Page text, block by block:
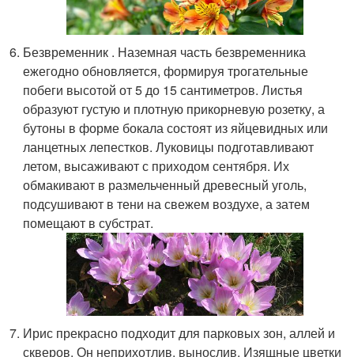
Безвременник . Наземная часть безвременника
ежегодно обновляется, формируя трогательные
побеги высотой от 5 до 15 сантиметров. Листья
образуют густую и плотную прикорневую розетку, а
бутоны в форме бокала состоят из яйцевидных или
ланцетных лепестков. Луковицы подготавливают
летом, высаживают с приходом сентября. Их
обмакивают в размельченный древесный уголь,
подсушивают в тени на свежем воздухе, а затем
помещают в субстрат.
Ирис прекрасно подходит для парковых зон, аллей и
скверов. Он неприхотлив, вынослив. Изящные цветки